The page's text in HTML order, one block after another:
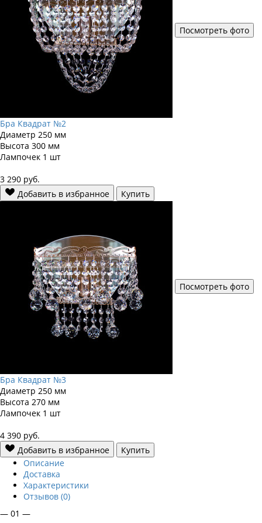
Посмотреть фото
Бра Квадрат №2
Диаметр 250 мм
Высота 300 мм
Лампочек 1 шт
3 290 руб.
Добавить в избранное
Купить
Посмотреть фото
Бра Квадрат №3
Диаметр 250 мм
Высота 270 мм
Лампочек 1 шт
4 390 руб.
Добавить в избранное
Купить
Описание
Доставка
Характеристики
Отзывов (0)
— 01 —